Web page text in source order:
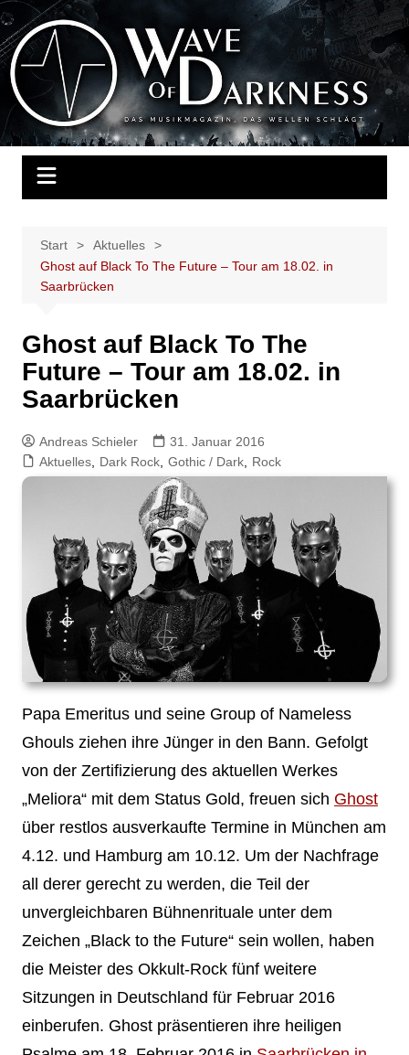
Zum
Inhalt
springen
Wave of Darkness
Das Musikmagazin, das Wellen schlägt. Konzerte, Festivals, Events,
Fotos, Termine, Interviews, Berichte, Musik
Start
Aktuelles
Ghost auf Black To The Future – Tour am 18.02. in
Saarbrücken
Ghost auf Black To The
Future – Tour am 18.02. in
Saarbrücken
Andreas Schieler
31. Januar 2016
Aktuelles, Dark Rock, Gothic / Dark, Rock
Papa Emeritus und seine Group of Nameless
Ghouls ziehen ihre Jünger in den Bann. Gefolgt
von der Zertifizierung des aktuellen Werkes
„Meliora“ mit dem Status Gold, freuen sich Ghost
über restlos ausverkaufte Termine in München am
4.12. und Hamburg am 10.12. Um der Nachfrage
all derer gerecht zu werden, die Teil der
unvergleichbaren Bühnenrituale unter dem
Zeichen „Black to the Future“ sein wollen, haben
die Meister des Okkult-Rock fünf weitere
Sitzungen in Deutschland für Februar 2016
einberufen. Ghost präsentieren ihre heiligen